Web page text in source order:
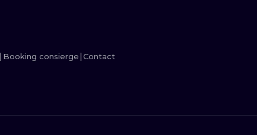
Booking consierge Contact